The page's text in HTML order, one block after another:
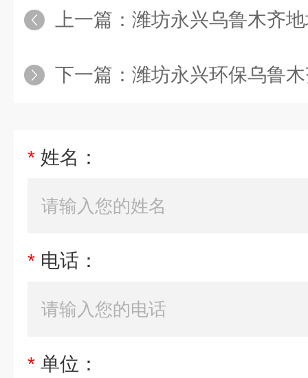
上一篇： 潍坊永兴乌鲁木齐地埋式一体
下一篇： 潍坊永兴环保乌鲁木齐一体化污水
* 姓名：
* 电话：
* 单位：